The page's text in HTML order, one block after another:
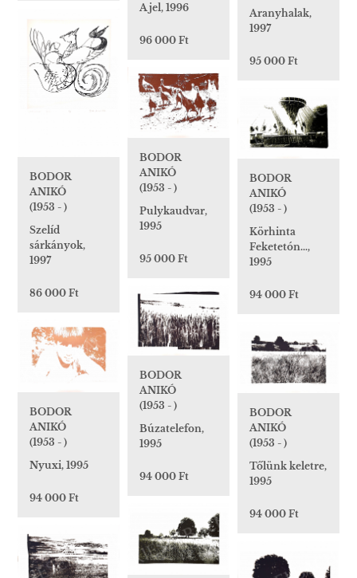
A jel, 1996
96 000 Ft
Aranyhalak,
1997
95 000 Ft
BODOR
ANIKÓ
(1953 - )
Szelíd
sárkányok,
1997
86 000 Ft
BODOR
ANIKÓ
(1953 - )
Pulykaudvar,
1995
95 000 Ft
BODOR
ANIKÓ
(1953 - )
Körhinta
Feketetón…,
1995
94 000 Ft
BODOR
ANIKÓ
(1953 - )
Búzatelefon,
1995
94 000 Ft
BODOR
ANIKÓ
(1953 - )
Nyuxi, 1995
94 000 Ft
BODOR
ANIKÓ
(1953 - )
Tőlünk keletre,
1995
94 000 Ft